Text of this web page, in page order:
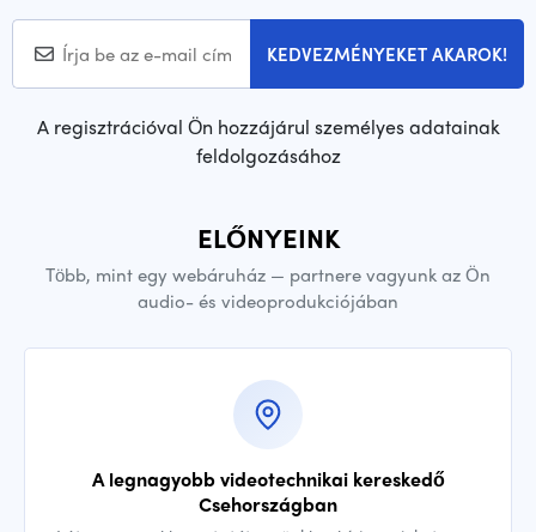
KEDVEZMÉNYEKET AKAROK!
A regisztrációval Ön hozzájárul személyes adatainak
feldolgozásához
ELŐNYEINK
Több, mint egy webáruház — partnere vagyunk az Ön
audio- és videoprodukciójában
A legnagyobb videotechnikai kereskedő
Csehországban